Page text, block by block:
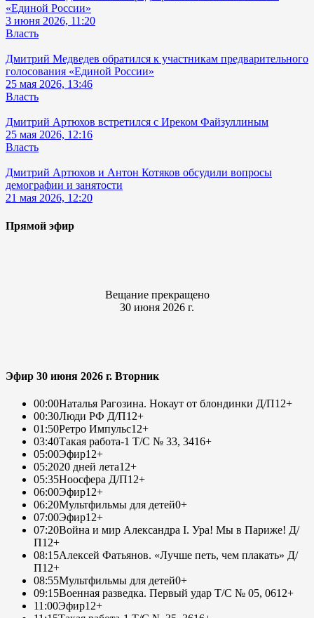
«Единой России»
3 июня 2026, 11:20
Власть
Дмитрий Медведев обратился к участникам предварительного
голосования «Единой России»
25 мая 2026, 13:46
Власть
Дмитрий Артюхов встретился с Иреком Файзуллиным
25 мая 2026, 12:16
Власть
Дмитрий Артюхов и Антон Котяков обсудили вопросы
демографии и занятости
21 мая 2026, 12:20
Прямой эфир
Вещание прекращено
30 июня 2026 г.
Эфир 30 июня 2026 г. Вторник
00:00Наталья Рагозина. Нокаут от блондинки Д/П12+
00:30Люди РФ Д/П12+
01:50Ретро Импульс12+
03:40Такая работа-1 Т/С № 33, 3416+
05:00Эфир12+
05:2020 дней лета12+
05:35Ноосфера Д/П12+
06:00Эфир12+
06:20Мультфильмы для детей0+
07:00Эфир12+
07:20Война и мир Александра I. Ура! Мы в Париже! Д/
П12+
08:15Алексей Фатьянов. «Лучше петь, чем плакать» Д/
П12+
08:55Мультфильмы для детей0+
09:15Военная разведка. Первый удар Т/С № 05, 0612+
11:00Эфир12+